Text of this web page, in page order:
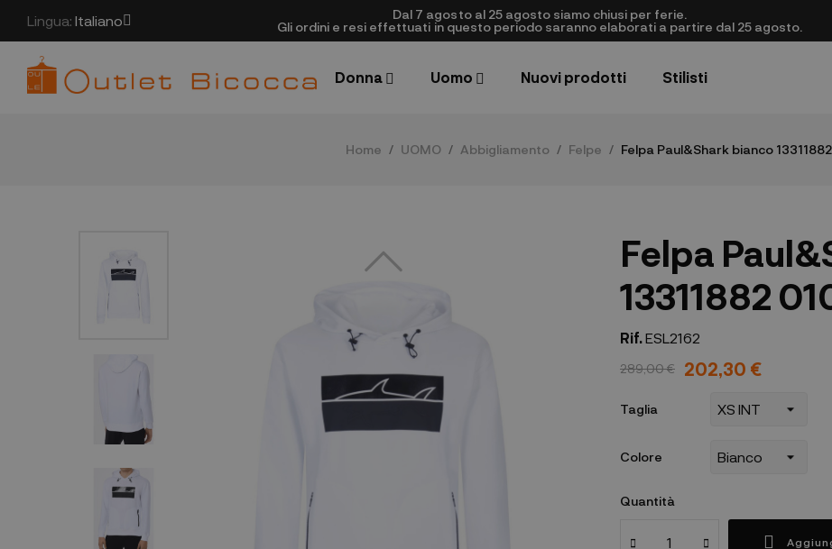
Lingua: Italiano
Dal 7 agosto al 25 agosto siamo chiusi per ferie.
Gli ordini e resi effettuati in questo periodo saranno elaborati a partire dal 25 agosto.
Donna Uomo Nuovi prodotti Stilisti
Home UOMO Abbigliamento Felpe Felpa Paul&Shark bianco
Felpa
13311882
Rif.ESL2162
289,00 € 202,30 €
Taglia
Colore
Quantità